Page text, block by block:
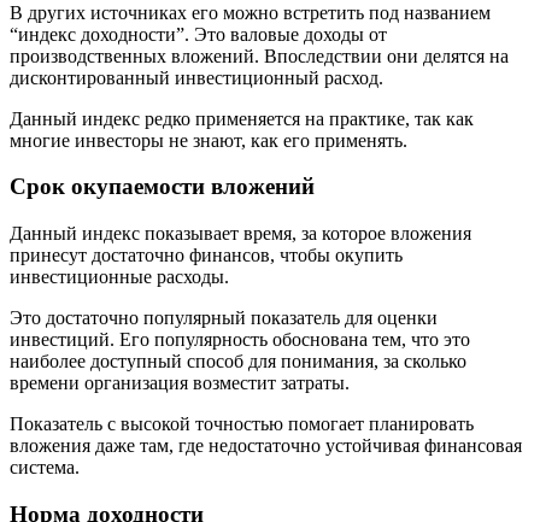
В других источниках его можно встретить под названием
“индекс доходности”. Это валовые доходы от
производственных вложений. Впоследствии они делятся на
дисконтированный инвестиционный расход.
Данный индекс редко применяется на практике, так как
многие инвесторы не знают, как его применять.
Срок окупаемости вложений
Данный индекс показывает время, за которое вложения
принесут достаточно финансов, чтобы окупить
инвестиционные расходы.
Это достаточно популярный показатель для оценки
инвестиций. Его популярность обоснована тем, что это
наиболее доступный способ для понимания, за сколько
времени организация возместит затраты.
Показатель с высокой точностью помогает планировать
вложения даже там, где недостаточно устойчивая финансовая
система.
Норма доходности